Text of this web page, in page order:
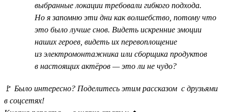
выбранные локации требовали гибкого подхода.
Но я запомню эти дни как волшебство, потому что
это было лучше снов. Видеть искренние эмоции
наших героев, видеть их перевоплощение
из электромонтажника или сборщика продуктов
в настоящих актёров — это ли не чудо?
🚩 Было интересно? Поделитесь этим рассказом с друзьями
в соцсетях!